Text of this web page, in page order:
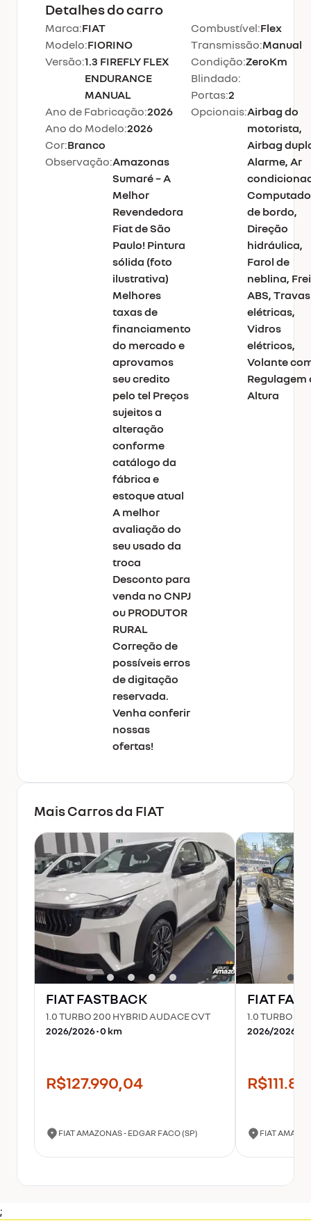
Detalhes do carro
Marca:FIAT
Modelo:FIORINO
Versão:1.3 FIREFLY FLEX
ENDURANCE
MANUAL
Ano de Fabricação:2026
Ano do Modelo:2026
Cor:Branco
Observação:Amazonas
Sumaré – A
Melhor
Revendedora
Fiat de São
Paulo! Pintura
sólida (foto
ilustrativa)
Melhores
taxas de
financiamento
do mercado e
aprovamos
seu credito
pelo tel Preços
sujeitos a
alteração
conforme
catálogo da
fábrica e
estoque atual
A melhor
avaliação do
seu usado da
troca
Desconto para
venda no CNPJ
ou PRODUTOR
RURAL
Correção de
possíveis erros
de digitação
reservada.
Venha conferir
nossas
ofertas!
Combustível:Flex
Transmissão:Manual
Condição:ZeroKm
Blindado:
Portas:2
Opcionais:Airbag do
motorista,
Airbag
Alarme, Ar
de bordo,
Direção
hidráulica,
Farol de
neblina,
ABS, Travas
elétricas,
Vidros
elétricos,
Volante
Regulagem
Altura
Mais Carros da FIAT
FIATFASTBACK
1.0 TURBO 200 HYBRID AUDACE CVT
2026/2026•0km
R$127.990,04
FIAT AMAZONAS - EDGAR FACO (SP)
FIAT
1.0 TURBO
2026/2026
FIAT
;